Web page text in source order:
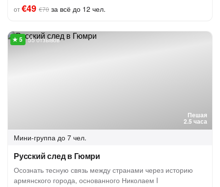
от€49 €70 за всё до 12 чел.
Пешая
2.5 часа
55 отзывов
Мини-группа до 7 чел.
Русский след в Гюмри
Осознать тесную связь между странами через историю
армянского города, основанного Николаем I